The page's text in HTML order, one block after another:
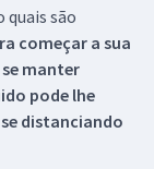
quais são
começar a sua
manter
pode lhe
distanciando